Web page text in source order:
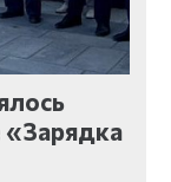
«Зарядка